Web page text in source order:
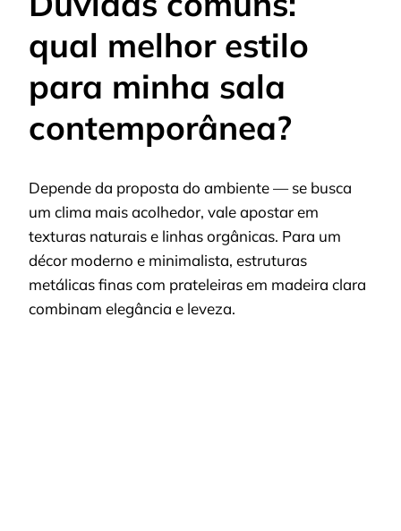
qual melhor estilo
para minha sala
contemporânea?
Depende da proposta do ambiente — se busca
um clima mais acolhedor, vale apostar em
texturas naturais e linhas orgânicas. Para um
décor moderno e minimalista, estruturas
metálicas finas com prateleiras em madeira clara
combinam elegância e leveza.